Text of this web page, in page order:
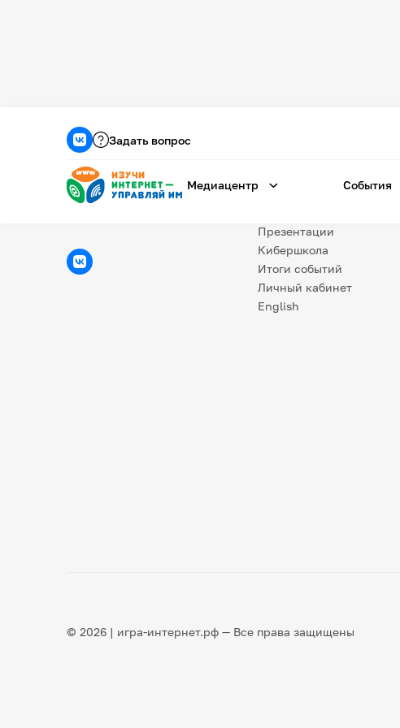
Задать вопрос
Медиацентр События
Презентации
Кибершкола
Итоги событий
Личный кабинет
English
© 2026 | игра-интернет.рф — Все права защищены